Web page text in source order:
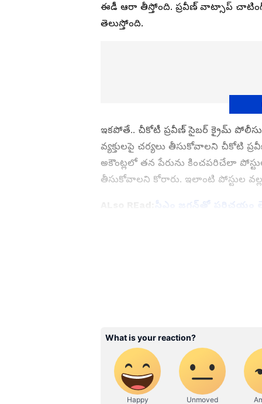
ఈడీ ఆరా తీస్తోంది. ప్రవీణ్ వాట్సాప్
తెలుస్తోంది.
ఇకపోతే.. చీకోటీ ప్రవీణ్‌ సైబర్ క్రైమ్
వ్యక్తులపై చర్యలు తీసుకోవాలని చీకోటి
అకౌంట్లలో తన పేరును కించపరిచేలా
తీసుకోవాలని కోరారు. ఇలాంటి పోస్టుల
సీఎం జగన్‌తో పరిచయం